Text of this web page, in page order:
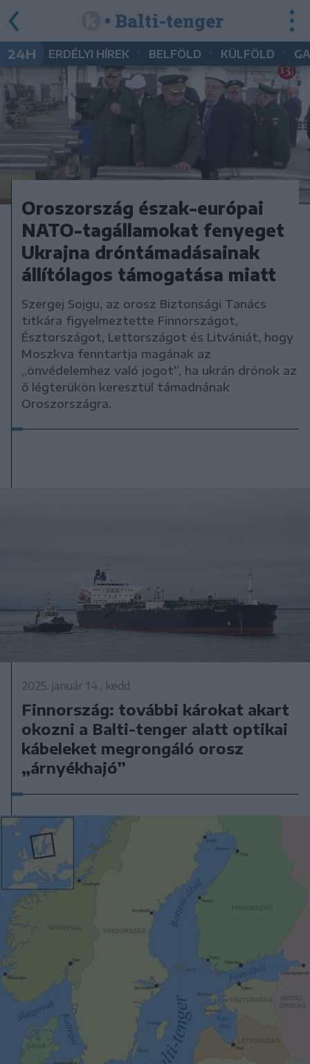
• Balti-tenger
24H ERDÉLYI HÍREK BELFÖLD KÜLFÖLD
Oroszország észak-európai
NATO-tagállamokat fenyeget
Ukrajna dróntámadásainak
állítólagos támogatása miatt
Szergej Sojgu, az orosz Biztonsági Tanács
titkára figyelmeztette Finnországot,
Észtországot, Lettországot és Litvániát, hogy
Moszkva fenntartja magának az
„önvédelemhez való jogot”, ha ukrán drónok az
ő légterükön keresztül támadnának
Oroszországra.
2025. január 14., kedd
Finnország: további károkat akart
okozni a Balti-tenger alatt optikai
kábeleket megrongáló orosz
„árnyékhajó”